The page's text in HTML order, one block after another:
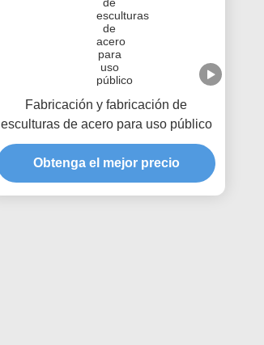
Fabricación y fabricación de
esculturas de acero para uso público
Obtenga el mejor precio